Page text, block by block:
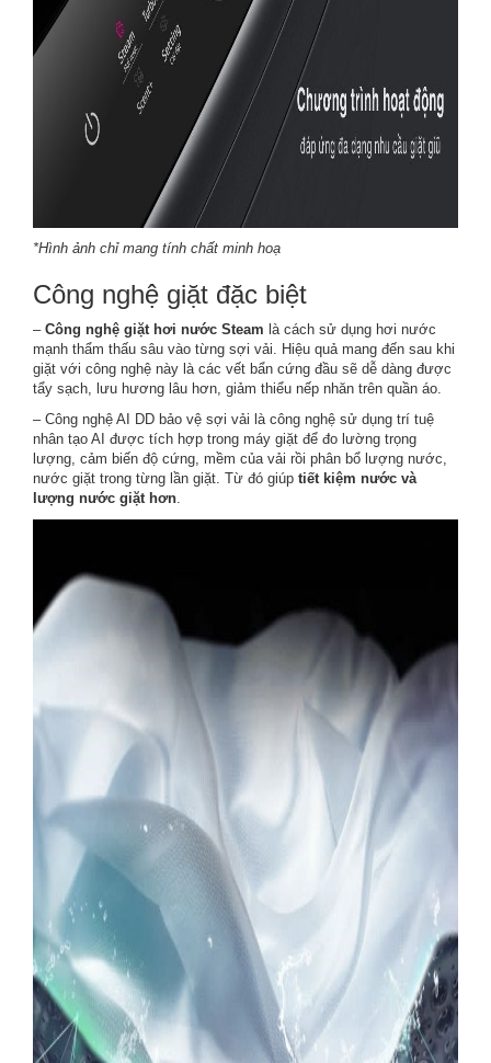
*Hình ảnh chỉ mang tính chất minh hoạ
Công nghệ giặt đặc biệt
– Công nghệ giặt hơi nước Steam là cách sử dụng hơi nước
mạnh thẩm thấu sâu vào từng sợi vải. Hiệu quả mang đến sau khi
giặt với công nghệ này là các vết bẩn cứng đầu sẽ dễ dàng được
tẩy sạch, lưu hương lâu hơn, giảm thiểu nếp nhăn trên quần áo.
– Công nghệ AI DD bảo vệ sợi vải là công nghệ sử dụng trí tuệ
nhân tạo AI được tích hợp trong máy giặt để đo lường trọng
lượng, cảm biến độ cứng, mềm của vải rồi phân bổ lượng nước,
nước giặt trong từng lần giặt. Từ đó giúp tiết kiệm nước và
lượng nước giặt hơn.